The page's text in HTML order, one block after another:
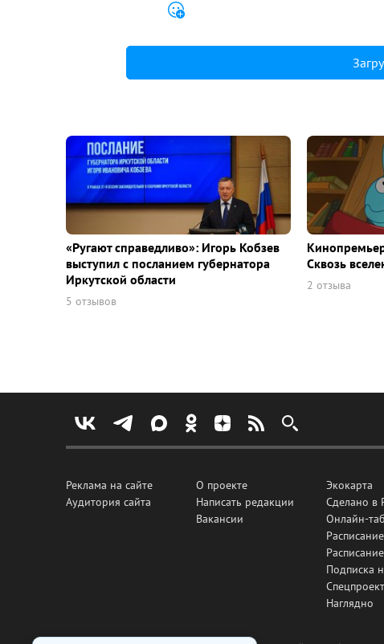
«Ругают справедливо»: Игорь Кобзев
выступил с посланием губернатора
Иркутской области
5 отзывов
Сквозь
2 отзыва
Реклама на сайте
Аудитория сайта
О проекте
Написать редакции
Вакансии
Экокарта
Сделано в
Онлайн-
Подписка
Наглядно